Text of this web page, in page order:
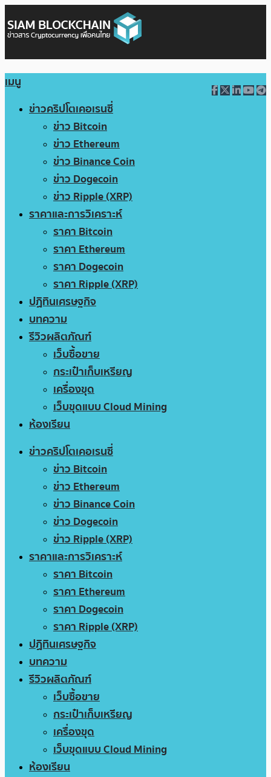
เมนู
ข่าวคริปโตเคอเรนซี่
ข่าว Bitcoin
ข่าว Ethereum
ข่าว Binance Coin
ข่าว Dogecoin
ข่าว Ripple (XRP)
ราคาและการวิเคราะห์
ราคา Bitcoin
ราคา Ethereum
ราคา Dogecoin
ราคา Ripple (XRP)
ปฏิทินเศรษฐกิจ
บทความ
รีวิวผลิตภัณฑ์
เว็บซื้อขาย
กระเป๋าเก็บเหรียญ
เครื่องขุด
เว็บขุดแบบ Cloud Mining
ห้องเรียน
ข่าวคริปโตเคอเรนซี่
ข่าว Bitcoin
ข่าว Ethereum
ข่าว Binance Coin
ข่าว Dogecoin
ข่าว Ripple (XRP)
ราคาและการวิเคราะห์
ราคา Bitcoin
ราคา Ethereum
ราคา Dogecoin
ราคา Ripple (XRP)
ปฏิทินเศรษฐกิจ
บทความ
รีวิวผลิตภัณฑ์
เว็บซื้อขาย
กระเป๋าเก็บเหรียญ
เครื่องขุด
เว็บขุดแบบ Cloud Mining
ห้องเรียน